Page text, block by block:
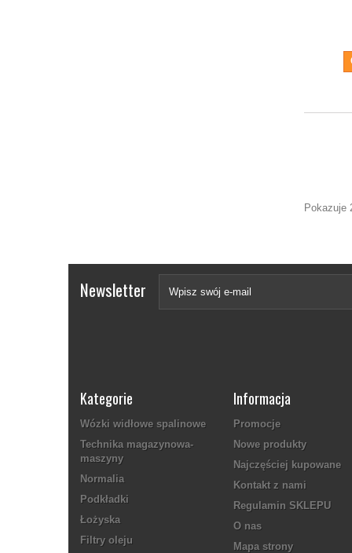
Pokazuje
Newsletter
Kategorie
Wózki widłowe spalinowe
Technika magazynowa-
maszyny
Normalia
Podkładki
Łożyska
Filtry oleju
Informacja
Promocje
Nowe produkty
Najczęściej kupowane
Kontakt z nami
Regulamin SKLEPU
O nas
Mapa strony